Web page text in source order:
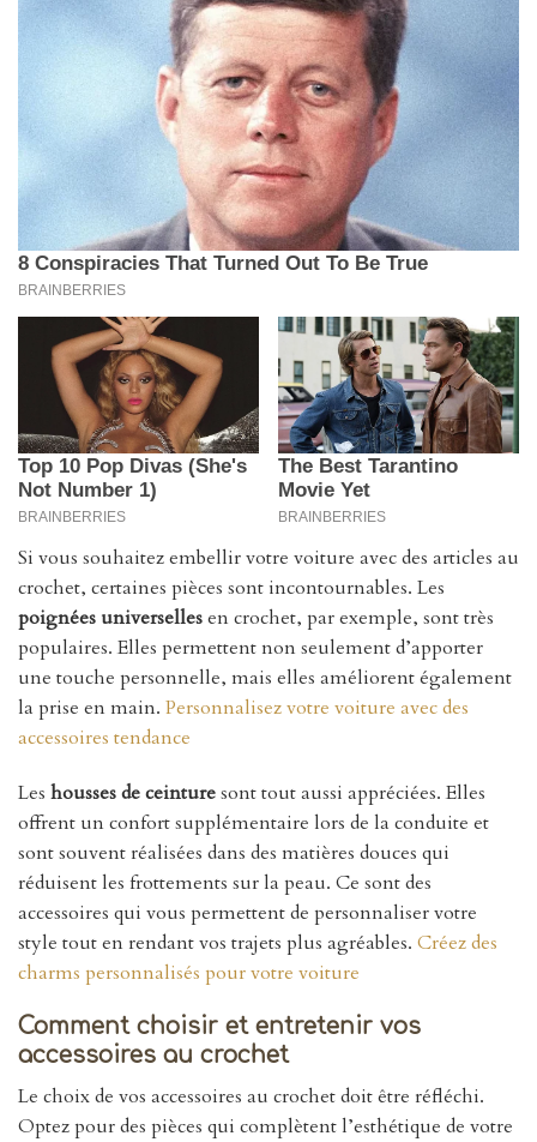
Si vous souhaitez embellir votre voiture avec des articles au
crochet, certaines pièces sont incontournables. Les
poignées universellesen crochet, par exemple, sont très
populaires. Elles permettent non seulement d’apporter
une touche personnelle, mais elles améliorent également
la prise en main. Personnalisez votre voiture avec des
accessoires tendance
Les housses de ceinturesont tout aussi appréciées. Elles
offrent un confort supplémentaire lors de la conduite et
sont souvent réalisées dans des matières douces qui
réduisent les frottements sur la peau. Ce sont des
accessoires qui vous permettent de personnaliser votre
style tout en rendant vos trajets plus agréables. Créez des
charms personnalisés pour votre voiture
Comment choisir et entretenir vos
accessoires au crochet
Le choix de vos accessoires au crochet doit être réfléchi.
Optez pour des pièces qui complètent l’esthétique de votre